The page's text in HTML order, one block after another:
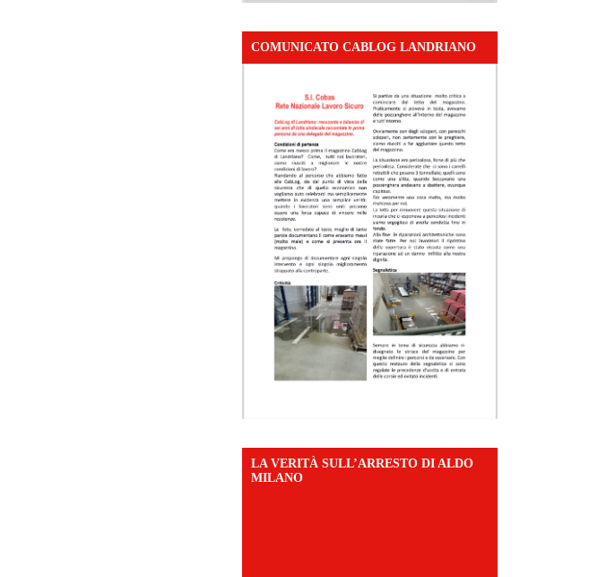
COMUNICATO CABLOG LANDRIANO
LA VERITÀ SULL’ARRESTO DI ALDO
MILANO